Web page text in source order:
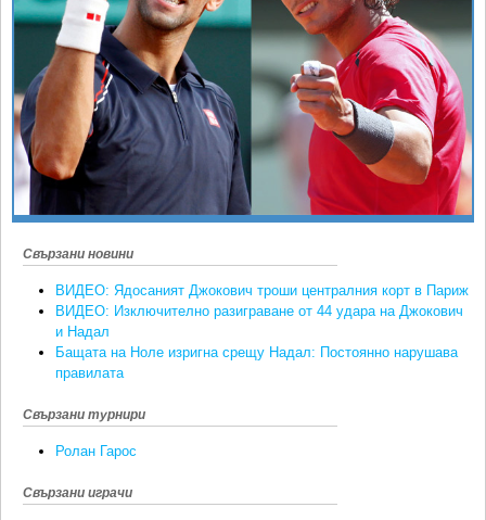
КЛУБОВЕ
БЛОГ
ВИДЕО
ЖЪЛТО
РАКЕТНИ
Спорт&Фитнес
Други
Любители
Свързани новини
ВИДЕО: Ядосаният Джокович троши централния корт в Париж
ВИДЕО: Изключително разиграване от 44 удара на Джокович
и Надал
Бащата на Ноле изригна срещу Надал: Постоянно нарушава
правилата
Свързани турнири
Ролан Гарос
Свързани играчи